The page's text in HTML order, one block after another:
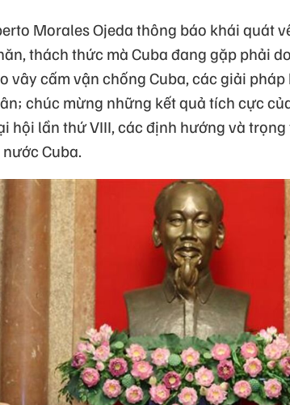
Morales Ojeda thông báo khái quát
thách thức mà Cuba đang gặp phải
vây cấm vận chống Cuba, các giải
chúc mừng những kết quả tích cực
hội lần thứ VIII, các định hướng và
Cuba.